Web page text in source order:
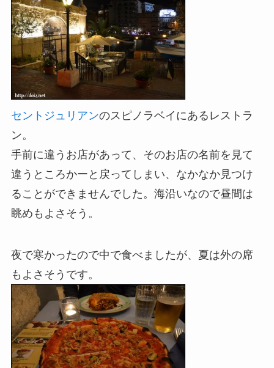
セントジュリアンのスピノラベイにあるレストラ
ン。
手前に違うお店があって、そのお店の名前を見て
違うところかーと戻ってしまい、なかなか見つけ
ることができませんでした。海沿いなので昼間は
眺めもよさそう。
夜で寒かったので中で食べましたが、夏は外の席
もよさそうです。